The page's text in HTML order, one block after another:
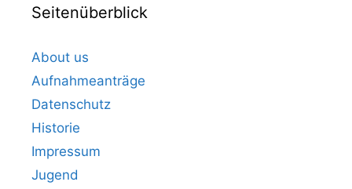
Seitenüberblick
About us
Aufnahmeanträge
Datenschutz
Historie
Impressum
Jugend